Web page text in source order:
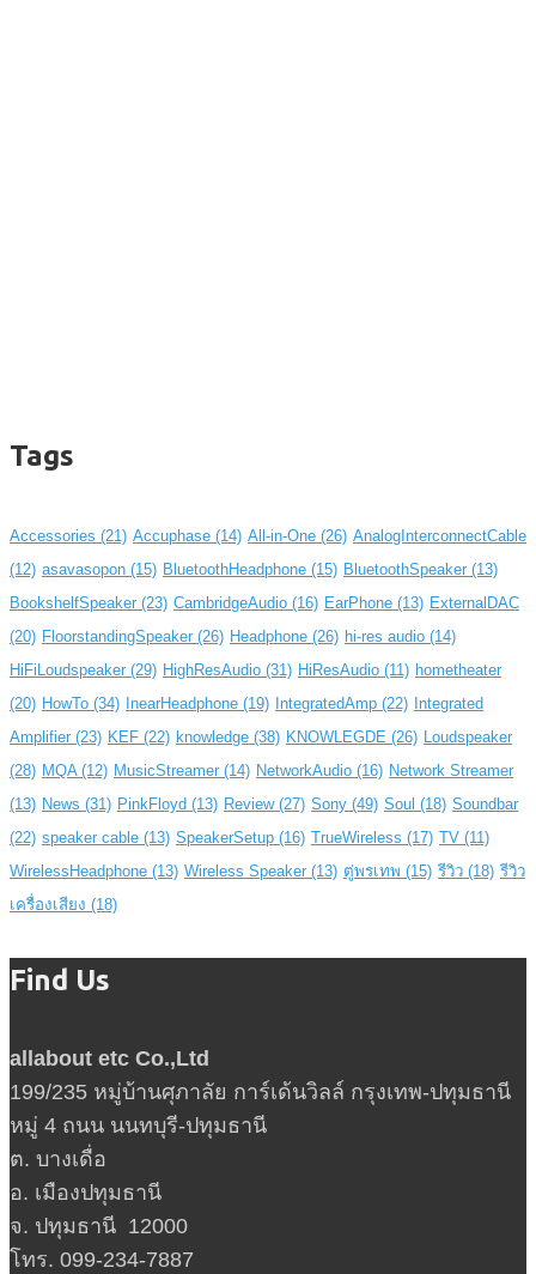
Tags
Accessories (21) Accuphase (14) All-in-One (26) AnalogInterconnectCable
(12) asavasopon (15) BluetoothHeadphone (15) BluetoothSpeaker (13)
BookshelfSpeaker (23) CambridgeAudio (16) EarPhone (13) ExternalDAC
(20) FloorstandingSpeaker (26) Headphone (26) hi-res audio (14)
HiFiLoudspeaker (29) HighResAudio (31) HiResAudio (11) hometheater
(20) HowTo (34) InearHeadphone (19) IntegratedAmp (22)
Integrated
Amplifier (23) KEF (22) knowledge (38) KNOWLEGDE (26) Loudspeaker
(28) MQA(12) MusicStreamer (14) NetworkAudio (16) Network Streamer
(13) News (31) PinkFloyd (13) Review(27) Sony (49) Soul (18) Soundbar
(22) speaker cable (13) SpeakerSetup (16) TrueWireless (17) TV (11)
WirelessHeadphone (13) Wireless Speaker (13) ตู่พรเทพ (15) รีวิว (18) รีวิว
เครื่องเสียง (18)
Find Us
allabout etc Co.,Ltd
199/235 หมู่บ้านศุภาลัย การ์เด้นวิลล์ กรุงเทพ-ปทุมธานี
หมู่ 4 ถนน นนทบุรี-ปทุมธานี
ต. บางเดื่อ
อ. เมืองปทุมธานี
จ. ปทุมธานี 12000
โทร. 099-234-7887